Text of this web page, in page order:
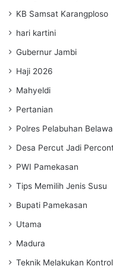
KB Samsat Karangploso
hari kartini
Gubernur Jambi
Haji 2026
Mahyeldi
Pertanian
Polres Pelabuhan
Desa Percut Jadi
PWI Pamekasan
Tips Memilih Jenis Susu
Bupati Pamekasan
Utama
Madura
Teknik Melakukan